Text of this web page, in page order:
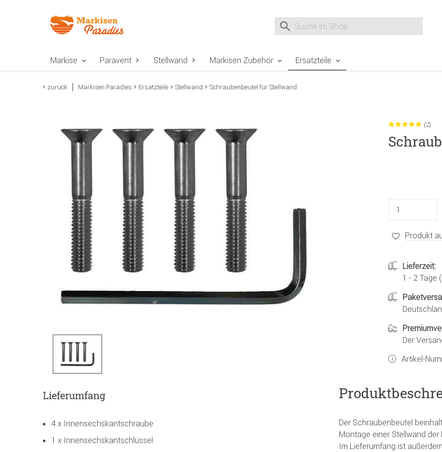
Suche nach
Markise Paravent Stellwand Markisen Zubehör Ersatzteile
zurück Markisen Paradies Ersatzteile Stellwand Schraubenbeutel für Stellwand
(2)
Produkt
Lieferzeit:
1 - 2 Tage
Der
Artikel-
Lieferumfang
4 x Innensechskantschraube
1 x Innensechskantschlüssel
Der Schraubenbeutel
Montage einer Stellwand der
Im Lieferumfang ist